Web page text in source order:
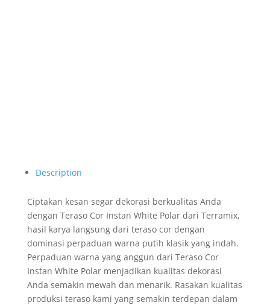
Description
Ciptakan kesan segar dekorasi berkualitas Anda
dengan Teraso Cor Instan White Polar dari Terramix,
hasil karya langsung dari teraso cor dengan
dominasi perpaduan warna putih klasik yang indah.
Perpaduan warna yang anggun dari Teraso Cor
Instan White Polar menjadikan kualitas dekorasi
Anda semakin mewah dan menarik. Rasakan kualitas
produksi teraso kami yang semakin terdepan dalam